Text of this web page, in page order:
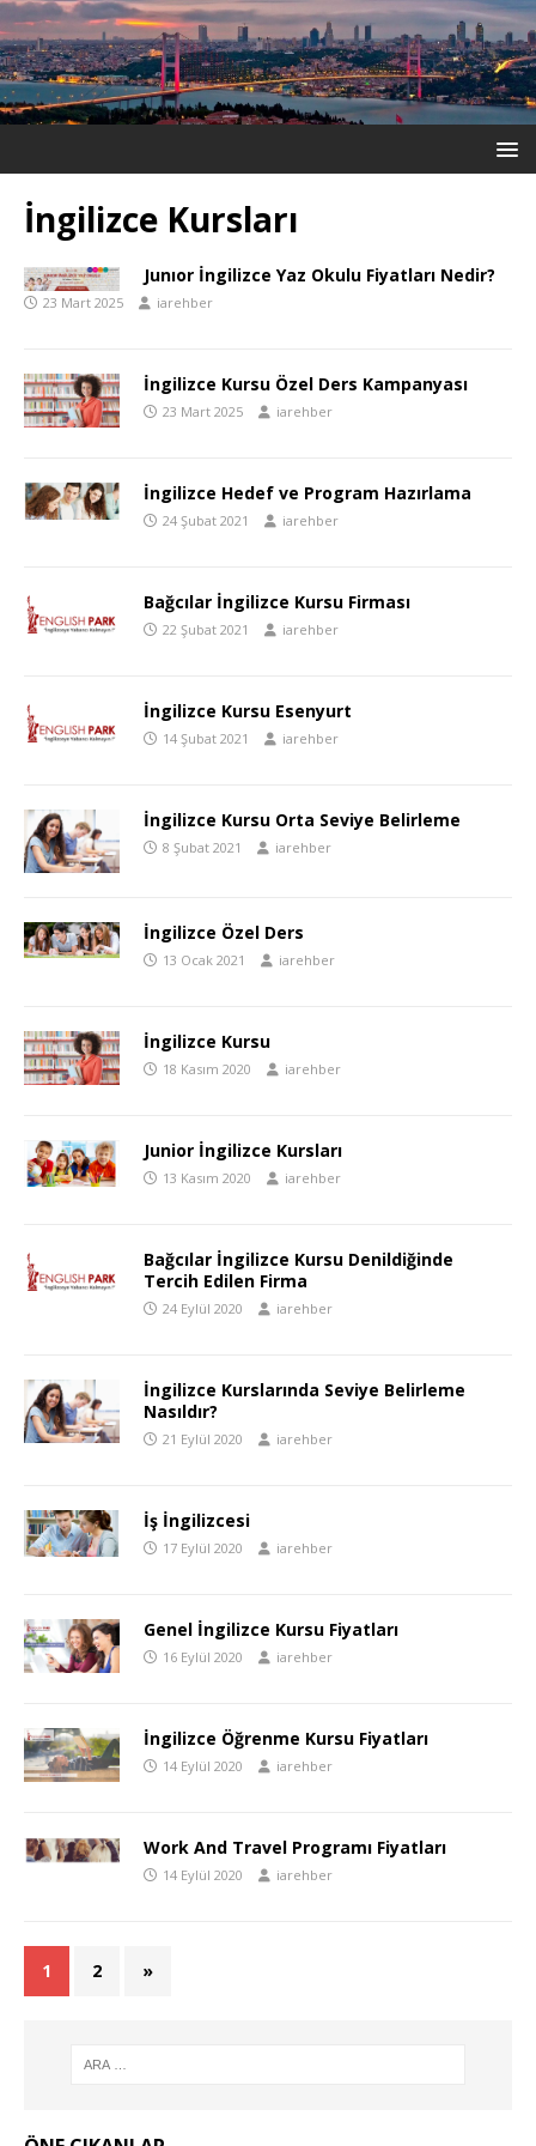
İngilizce Kursları
Junıor İngilizce Yaz Okulu Fiyatları Nedir?
23 Mart 2025 iarehber
İngilizce Kursu Özel Ders Kampanyası
23 Mart 2025 iarehber
İngilizce Hedef ve Program Hazırlama
24 Şubat 2021 iarehber
Bağcılar İngilizce Kursu Firması
22 Şubat 2021 iarehber
İngilizce Kursu Esenyurt
14 Şubat 2021 iarehber
İngilizce Kursu Orta Seviye Belirleme
8 Şubat 2021 iarehber
İngilizce Özel Ders
13 Ocak 2021 iarehber
İngilizce Kursu
18 Kasım 2020 iarehber
Junior İngilizce Kursları
13 Kasım 2020 iarehber
Bağcılar İngilizce Kursu Denildiğinde
Tercih Edilen Firma
24 Eylül 2020 iarehber
İngilizce Kurslarında Seviye Belirleme
Nasıldır?
21 Eylül 2020 iarehber
İş İngilizcesi
17 Eylül 2020 iarehber
Genel İngilizce Kursu Fiyatları
16 Eylül 2020 iarehber
İngilizce Öğrenme Kursu Fiyatları
14 Eylül 2020 iarehber
Work And Travel Programı Fiyatları
14 Eylül 2020 iarehber
1 2 »